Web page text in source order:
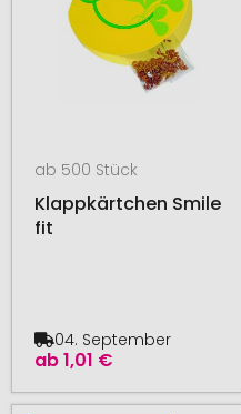
ab 500 Stück
Klappkärtchen Smile
fit
ab1,01 €
04. September